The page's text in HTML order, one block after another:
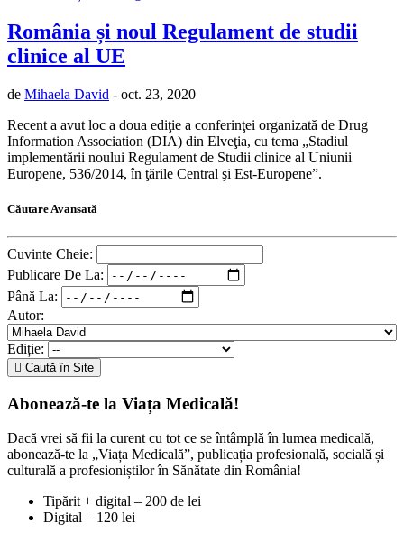
România și noul Regulament de studii
clinice al UE
de Mihaela David - oct. 23, 2020
Recent a avut loc a doua ediţie a conferinţei organizată de Drug
Information Association (DIA) din Elveţia, cu tema „Stadiul
implementării noului Regulament de Studii clinice al Uniunii
Europene, 536/2014, în ţările Central şi Est-Europene”.
Căutare Avansată
Cuvinte Cheie:
Publicare De La:
Până La:
Autor:
Ediție:
Caută în Site
Abonează-te la Viața Medicală!
Dacă vrei să fii la curent cu tot ce se întâmplă în lumea medicală,
abonează-te la „Viața Medicală”, publicația profesională, socială și
culturală a profesioniștilor în Sănătate din România!
Tipărit + digital – 200 de lei
Digital – 120 lei